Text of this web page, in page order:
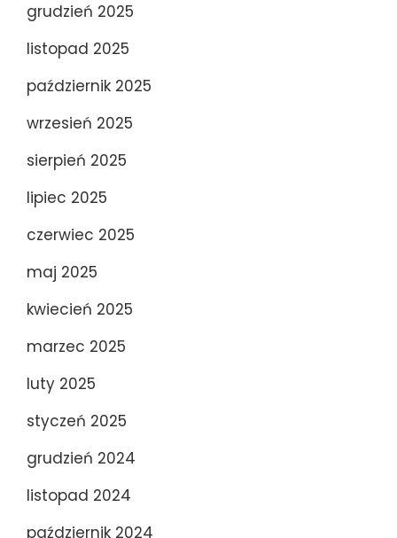
grudzień 2025
listopad 2025
październik 2025
wrzesień 2025
sierpień 2025
lipiec 2025
czerwiec 2025
maj 2025
kwiecień 2025
marzec 2025
luty 2025
styczeń 2025
grudzień 2024
listopad 2024
październik 2024